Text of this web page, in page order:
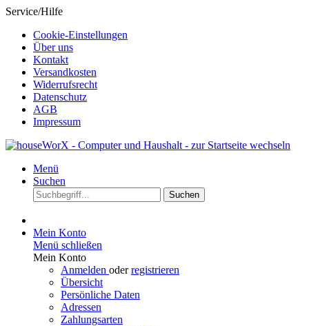
Service/Hilfe
Cookie-Einstellungen
Über uns
Kontakt
Versandkosten
Widerrufsrecht
Datenschutz
AGB
Impressum
Menü
Suchen
Suchen
Mein Konto
Menü schließen
Mein Konto
Anmelden oderregistrieren
Übersicht
Persönliche Daten
Adressen
Zahlungsarten